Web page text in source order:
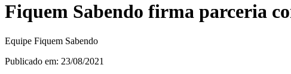
Fiquem Sabendo firma parceria
Equipe Fiquem Sabendo
Publicado em: 23/08/2021